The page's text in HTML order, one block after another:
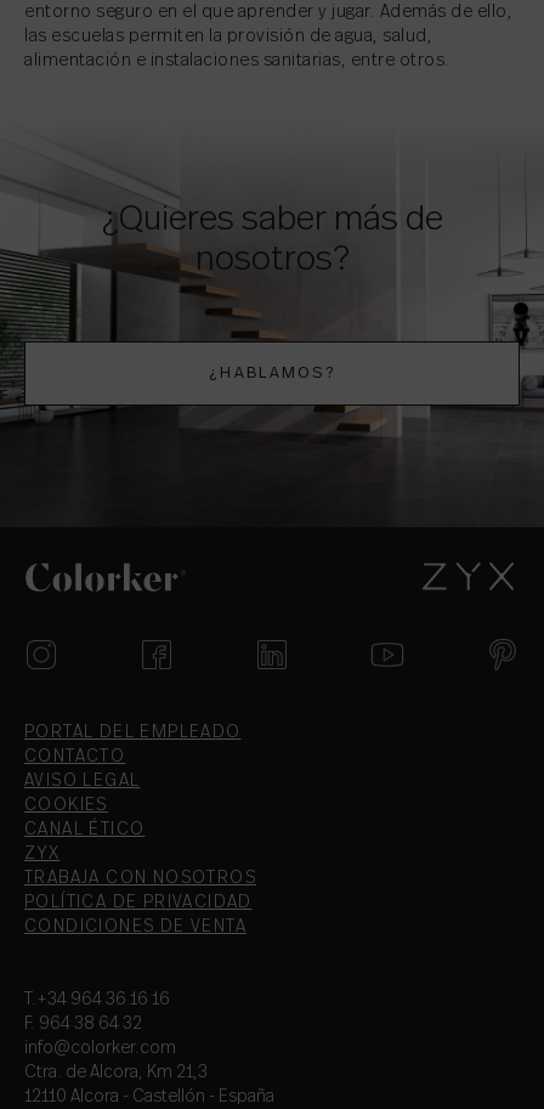
entorno seguro en el que aprender y jugar. Además de ello,
las escuelas permiten la provisión de agua, salud,
alimentación e instalaciones sanitarias, entre otros.
¿Quieres saber más de
nosotros?
¿HABLAMOS?
PORTAL DEL EMPLEADO
CONTACTO
AVISO LEGAL
COOKIES
CANAL ÉTICO
ZYX
TRABAJA CON NOSOTROS
POLÍTICA DE PRIVACIDAD
CONDICIONES DE VENTA
T.+34 964 36 16 16
F. 964 38 64 32
info@colorker.com
Ctra. de Alcora, Km 21,3
12110 Alcora - Castellón - España